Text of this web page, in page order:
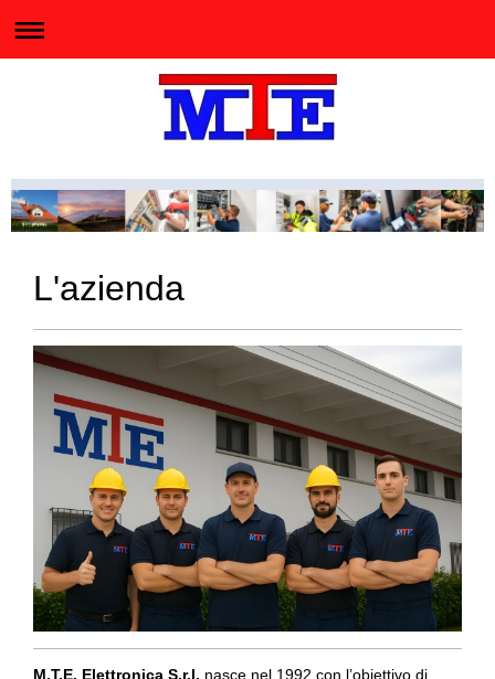
L'azienda
M.T.E. Elettronica S.r.l. nasce nel 1992 con l’obiettivo di